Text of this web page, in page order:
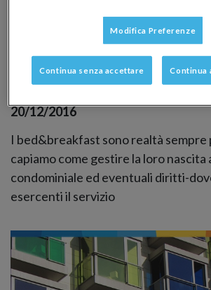
Bed and breakfast in
gestione condominiale
CASI PRATICI
20/12/2016
I bed&breakfast sono realtà sempre
capiamo come gestire la loro nascita
condominiale ed eventuali diritti-
esercenti il servizio
Modifica Preferenze
Continua senza accettare Continua